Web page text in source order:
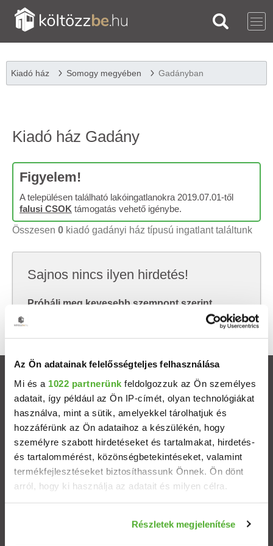
Az Ön adatainak felelősségteljes felhasználása
Mi és a 1022 partnerünk feldolgozzuk az Ön személyes
adatait, így például az Ön IP-címét, olyan technológiákat
használva, mint a sütik, amelyekkel tárolhatjuk és
hozzáférünk az Ön adataihoz a készülékén, hogy
személyre szabott hirdetéseket és tartalmakat, hirdetés-
és tartalommérést, közönségbetekintéseket, valamint
termékfejlesztéseket biztosíthassunk Önnek. Ön dönt
arról, hogy ki használja az adatait és milyen célra.
Információgyűjtés az Ön földrajzi elhelyezkedéséről
Részletek megjelenítése
Kiadó ház Somogy megyében Gadányban
Kiadó ház Gadány
Figyelem!
A településen található lakóingatlanokra 2019.07.01-től
falusi CSOK támogatás vehető igénybe.
Összesen 0 kiadó gadányi ház típusú ingatlant találtunk
Sajnos nincs ilyen hirdetés!
Próbálj meg kevesebb szempont szerint
keresni, hátha akkor megtalálod, amit keresel.
Ingatlanok
Eladó házak
Eladó lakások
Települések